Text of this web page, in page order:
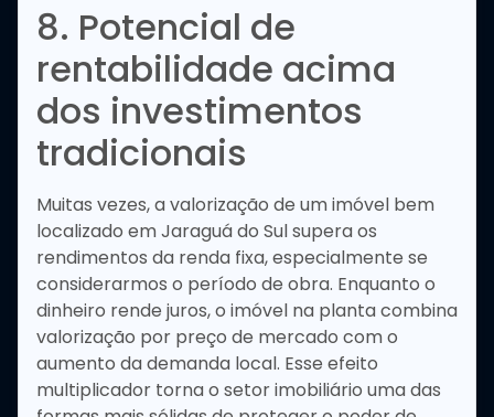
8. Potencial de
rentabilidade acima
dos investimentos
tradicionais
Muitas vezes, a valorização de um imóvel bem
localizado em Jaraguá do Sul supera os
rendimentos da renda fixa, especialmente se
considerarmos o período de obra. Enquanto o
dinheiro rende juros, o imóvel na planta combina
valorização por preço de mercado com o
aumento da demanda local. Esse efeito
multiplicador torna o setor imobiliário uma das